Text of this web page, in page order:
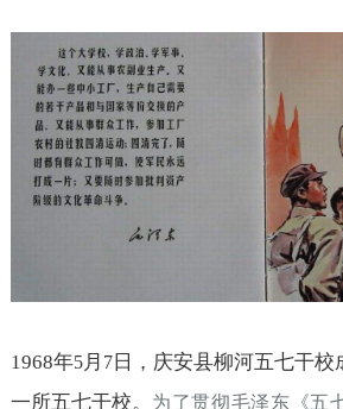
1968年5月 7日，庆安县柳河五七干校
一所五七干校。
为了贯彻毛泽东《五